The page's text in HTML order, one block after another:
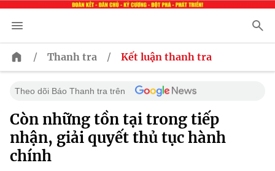
/ Thanh tra / Kết luận thanh tra
Theo dõi Báo Thanh tra trên
Còn những tồn tại trong tiếp
nhận, giải quyết thủ tục hành
chính